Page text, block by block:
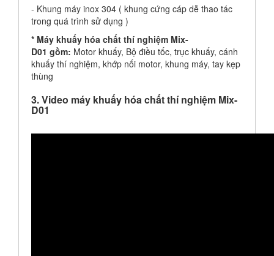
- Khung máy inox 304 ( khung cứng cáp dễ thao tác
trong quá trình sử dụng )
* Máy khuấy hóa chất thí nghiệm Mix-
D01 gồm: Motor khuấy, Bộ điều tốc, trục khuấy, cánh
khuấy thí nghiệm, khớp nối motor, khung máy, tay kẹp
thùng
3. Video máy khuấy hóa chất thí nghiệm Mix-
D01